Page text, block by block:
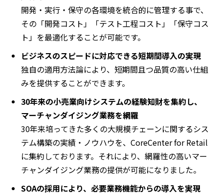
開発・実行・保守の各環境を統合的に管理する事で、
その「開発コスト」「テスト工程コスト」「保守コス
ト」を最適化することが可能です。
ビジネスのスピードに対応できる短期間導入の実現
独自の適用方法論により、短期間且つ品質の高い仕組
みを提供することができます。
30年来の小売業向けシステムの経験知財を集約し、
マーチャンダイジング業務を網羅
30年来培ってきた多くの大規模チェーンに関するシス
テム構築の実績・ノウハウを、CoreCenter for Retail
に集約しております。それにより、網羅性の高いマー
チャンダイジング業務の提供が可能になりました。
SOAの採用により、必要業務機能からの導入を実現